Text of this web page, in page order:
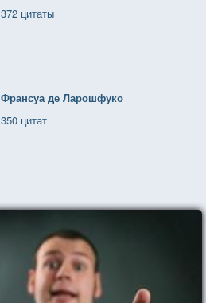
372 цитаты
Франсуа де Ларошфуко
350 цитат